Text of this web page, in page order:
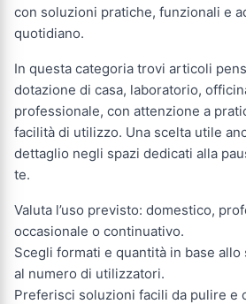
con soluzioni pratiche, funzionali e
quotidiano.
In questa categoria trovi articoli
dotazione di casa, laboratorio,
professionale, con attenzione a
facilità di utilizzo. Una scelta utile
dettaglio negli spazi dedicati alla
te.
Valuta l’uso previsto: domestico,
occasionale o continuativo.
Scegli formati e quantità in base
al numero di utilizzatori.
Preferisci soluzioni facili da pulire e